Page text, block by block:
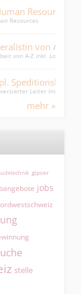
mehr »
gipser
jobs
stelle